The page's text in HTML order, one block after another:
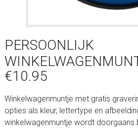
PERSOONLIJK
€10.95
Winkelwagenmuntje met gratis
opties als kleur, lettertype en
winkelwagenmuntje wordt doorgaans